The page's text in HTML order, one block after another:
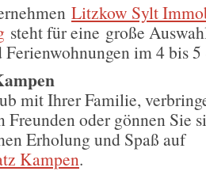
Litzkow Sylt
steht für eine große
Ferienwohnungen im 4 bis
mit Ihrer Familie,
oder gönnen Sie
Erholung und Spaß auf
Kampen.